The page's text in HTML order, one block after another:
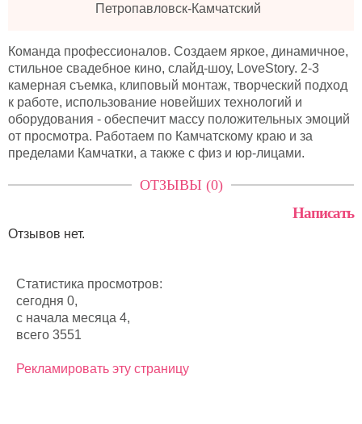
Петропавловск-Камчатский
Команда профессионалов. Создаем яркое, динамичное,
стильное свадебное кино, слайд-шоу, LoveStory. 2-3
камерная съемка, клиповый монтаж, творческий подход
к работе, использование новейших технологий и
оборудования - обеспечит массу положительных эмоций
от просмотра. Работаем по Камчатскому краю и за
пределами Камчатки, а также с физ и юр-лицами.
ОТЗЫВЫ (0)
Написать
Отзывов нет.
Статистика просмотров:
сегодня 0,
с начала месяца 4,
всего 3551
Рекламировать эту страницу